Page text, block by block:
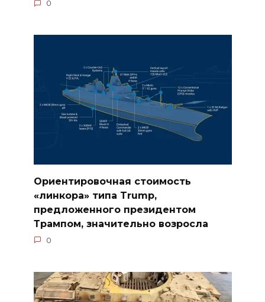
0
Ориентировочная стоимость
«линкора» типа Trump,
предложенного президентом
Трампом, значительно возросла
0